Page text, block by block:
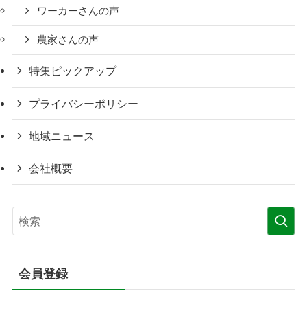
ワーカーさんの声
農家さんの声
特集ピックアップ
プライバシーポリシー
地域ニュース
会社概要
会員登録